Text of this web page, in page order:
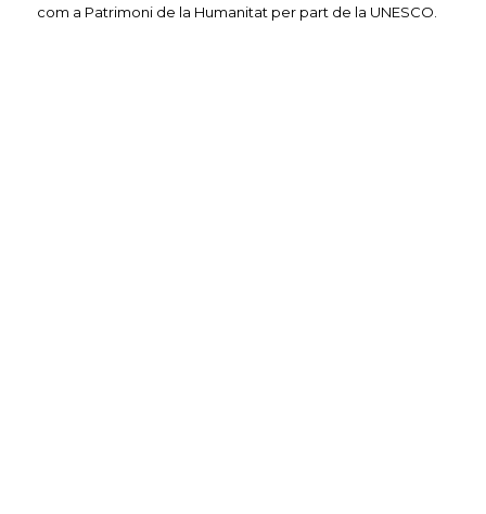
com a Patrimoni de la Humanitat per part de la UNESCO.